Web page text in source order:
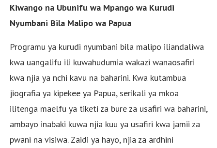
Kiwango na Ubunifu wa Mpango wa Kurudi
Nyumbani Bila Malipo wa Papua
Programu ya kurudi nyumbani bila malipo iliandaliwa
kwa uangalifu ili kuwahudumia wakazi wanaosafiri
kwa njia ya nchi kavu na baharini. Kwa kutambua
jiografia ya kipekee ya Papua, serikali ya mkoa
ilitenga maelfu ya tiketi za bure za usafiri wa baharini,
ambayo inabaki kuwa njia kuu ya usafiri kwa jamii za
pwani na visiwa. Zaidi ya hayo, njia za ardhini